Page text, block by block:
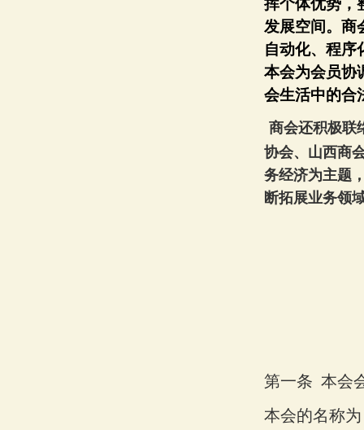
挥个体优势，
发展空间。商
自动化、程序
本会为会员协
会生活中的合
商会还积极联
协会、山西商
务经济为主题
断拓展业务领
第一条 本会
本会的名称